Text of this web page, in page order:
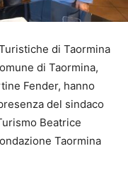
di Taormina
di Taormina,
Fender, hanno
del sindaco
Beatrice
Taormina